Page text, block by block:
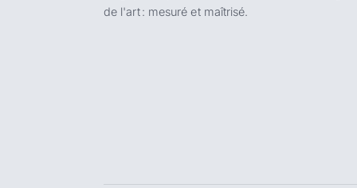
de l'art : mesuré et maîtrisé.